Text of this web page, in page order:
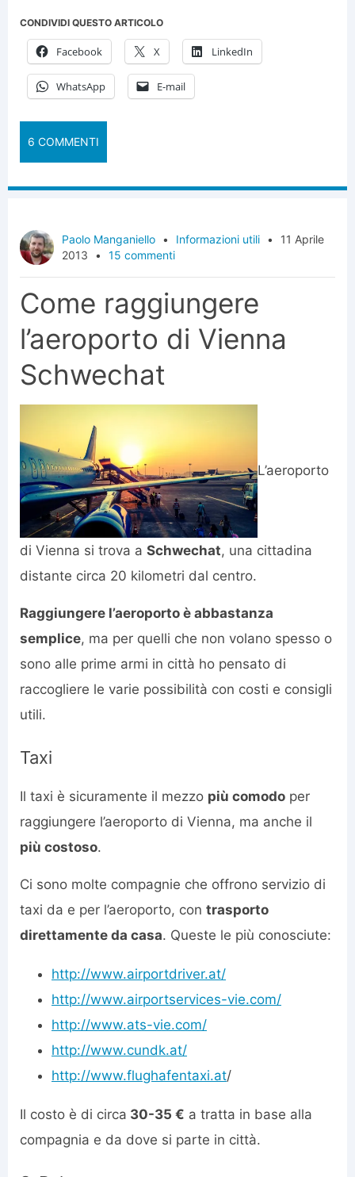
CONDIVIDI QUESTO ARTICOLO
Facebook X LinkedIn
WhatsApp E-mail
6 COMMENTI
Paolo Manganiello • Informazioni utili •
11 Aprile
2013
• 15 commenti
Come raggiungere
l’aeroporto di Vienna
Schwechat
L’aeroporto
di Vienna si trova a Schwechat, una cittadina
distante circa 20 kilometri dal centro.
Raggiungere l’aeroporto è abbastanza
semplice, ma per quelli che non volano spesso o
sono alle prime armi in città ho pensato di
raccogliere le varie possibilità con costi e consigli
utili.
Taxi
Il taxi è sicuramente il mezzo più comodo per
raggiungere l’aeroporto di Vienna, ma anche il
più costoso.
Ci sono molte compagnie che offrono servizio di
taxi da e per l’aeroporto, con trasporto
direttamente da casa. Queste le più conosciute:
http://www.airportdriver.at/
http://www.airportservices-vie.com/
http://www.ats-vie.com/
http://www.cundk.at/
http://www.flughafentaxi.at/
Il costo è di circa 30-35 € a tratta in base alla
compagnia e da dove si parte in città.